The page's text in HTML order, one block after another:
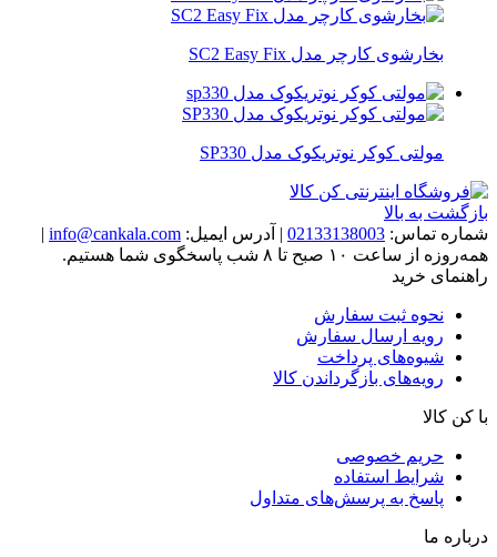
بخارشوی کارچر مدل SC2 Easy Fix
مولتی کوکر نوتریکوک مدل SP330
بازگشت به بالا
شماره تماس: 02133138003
| آدرس ایمیل: info@cankala.com
|
همه‌روزه از ساعت ۱۰ صبح تا ۸ شب پاسخگوی شما هستیم.
راهنمای خرید
نحوه ثبت سفارش
رویه ارسال سفارش
شیوه‌های پرداخت
رویه‌های بازگرداندن کالا
با کن کالا
حریم خصوصی
شرایط استفاده
پاسخ به پرسش‌های متداول
درباره ما